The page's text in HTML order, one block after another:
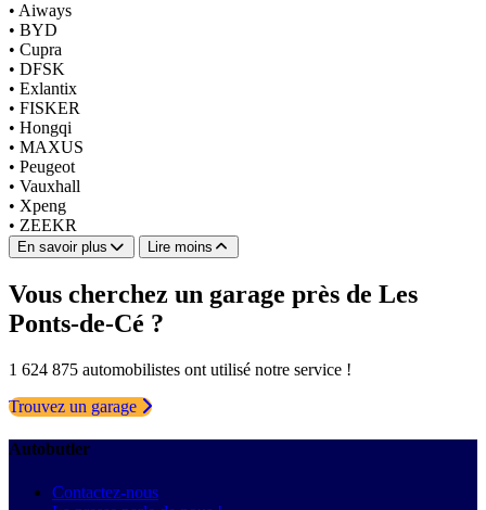
• Aiways
• BYD
• Cupra
• DFSK
• Exlantix
• FISKER
• Hongqi
• MAXUS
• Peugeot
• Vauxhall
• Xpeng
• ZEEKR
En savoir plus Lire moins
Vous cherchez un garage près de Les
Ponts-de-Cé ?
1 624 875 automobilistes ont utilisé notre service !
Trouvez un garage
Autobutler
Contactez-nous